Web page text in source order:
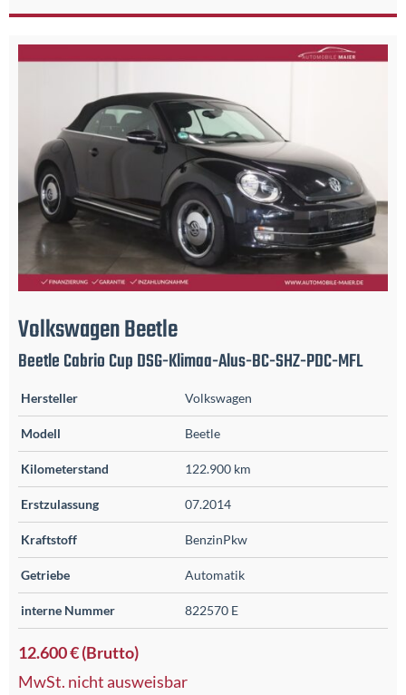
VolkswagenBeetle
Beetle Cabrio Cup DSG-Klimaa-Alus-BC-SHZ-PDC-MFL
Hersteller Volkswagen
Modell Beetle
Kilometerstand 122.900 km
Erstzulassung 07.2014
Kraftstoff BenzinPkw
Getriebe Automatik
interne Nummer 822570 E
12.600 € (Brutto)
MwSt. nicht ausweisbar